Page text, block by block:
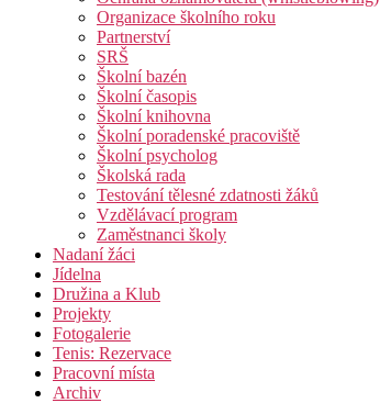
Organizace školního roku
Partnerství
SRŠ
Školní bazén
Školní časopis
Školní knihovna
Školní poradenské pracoviště
Školní psycholog
Školská rada
Testování tělesné zdatnosti žáků
Vzdělávací program
Zaměstnanci školy
Nadaní žáci
Jídelna
Družina a Klub
Projekty
Fotogalerie
Tenis: Rezervace
Pracovní místa
Archiv